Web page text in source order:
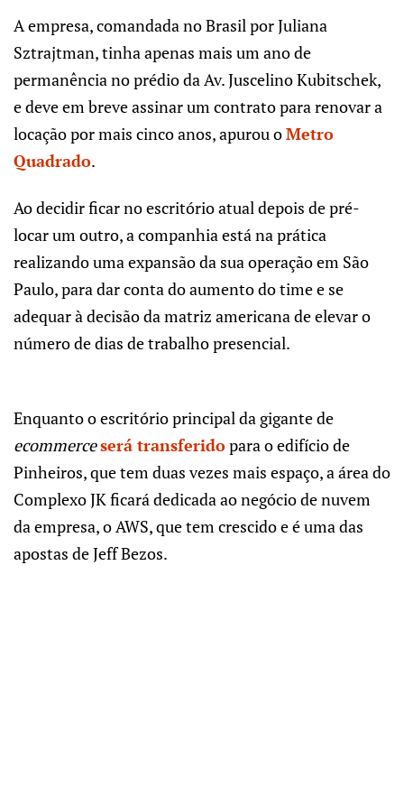
A empresa, comandada no Brasil por Juliana
Sztrajtman, tinha apenas mais um ano de
permanência no prédio da Av. Juscelino Kubitschek,
e deve em breve assinar um contrato para renovar a
locação por mais cinco anos, apurou oMetro
Quadrado.
Ao decidir ficar no escritório atual depois de pré-
locar um outro, a companhia está na prática
realizando uma expansão da sua operação em São
Paulo, para dar conta do aumento do time e se
adequar à decisão da matriz americana de elevar o
número de dias de trabalho presencial.
Enquanto o escritório principal da gigante de
ecommerceserá transferidopara o edifício de
Pinheiros, que tem duas vezes mais espaço, a área do
Complexo JK ficará dedicada ao negócio de nuvem
da empresa, o AWS, que tem crescido e é uma das
apostas de Jeff Bezos.